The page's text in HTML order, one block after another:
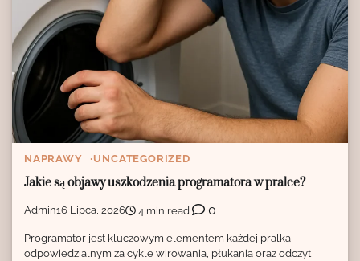
NAPRAWY UNCATEGORIZED
Jakie są objawy uszkodzenia programatora w pralce?
Admin16 Lipca, 2026 4 min read 0
Programator jest kluczowym elementem każdej pralka,
odpowiedzialnym za cykle wirowania, płukania oraz odczyt